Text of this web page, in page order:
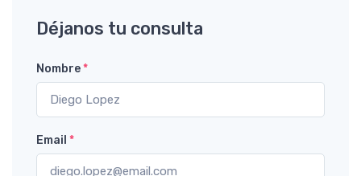
Déjanos tu consulta
Nombre*
Email *